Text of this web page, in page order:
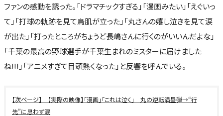
ファンの感動を誘った。「ドラマチックすぎる」「漫画みたい」「えぐいっ
て」「打球の軌跡を見て鳥肌が立った」「丸さんの嬉し泣きを見て涙
が出た」「打ったところがちょうど長嶋さんに行くのがいいんだよな」
「千葉の最高の野球選手が千葉生まれのミスターに届けました
ね!!!」「アニメすぎて目頭熱くなった」と反響を呼んでいる。
【実際の映像】「漫画」「これは泣く」 丸の逆転満塁弾→“行
先”に思わず涙